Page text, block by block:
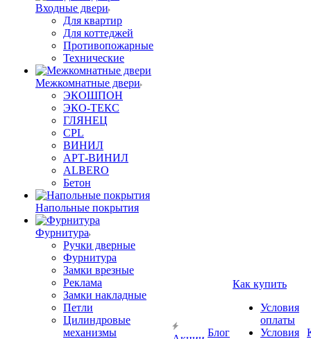
Входные двери
Для квартир
Для коттеджей
Противопожарные
Технические
Межкомнатные двери
ЭКОШПОН
ЭКО-ТЕКС
ГЛЯНЕЦ
CPL
ВИНИЛ
АРТ-ВИНИЛ
ALBERO
Бетон
Напольные покрытия
Фурнитура
Ручки дверные
Фурнитура
Замки врезные
Реклама
Замки накладные
Петли
Цилиндровые
механизмы
Блог
Как купить
Условия
оплаты
Условия